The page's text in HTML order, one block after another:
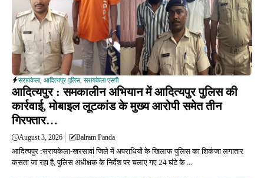
सरायकेला, आदित्यपुर पुलिस, सरायकेला एसपी
आदित्यपुर : समकालीन अभियान में आदित्यपुर पुलिस की
कार्रवाई, मोबाइल लूटकांड के मुख्य आरोपी समेत तीन
गिरफ्तार…
August 3, 2026 Balram Panda
आदित्यपुर :सरायकेला-खरसावां जिले में अपराधियों के खिलाफ पुलिस का शिकंजा लगातार
कसता जा रहा है, पुलिस अधीक्षक के निर्देश पर चलाए गए 24 घंटे के ...